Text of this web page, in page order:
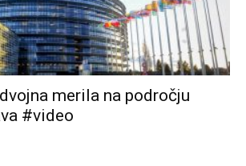
merila na področju
#video